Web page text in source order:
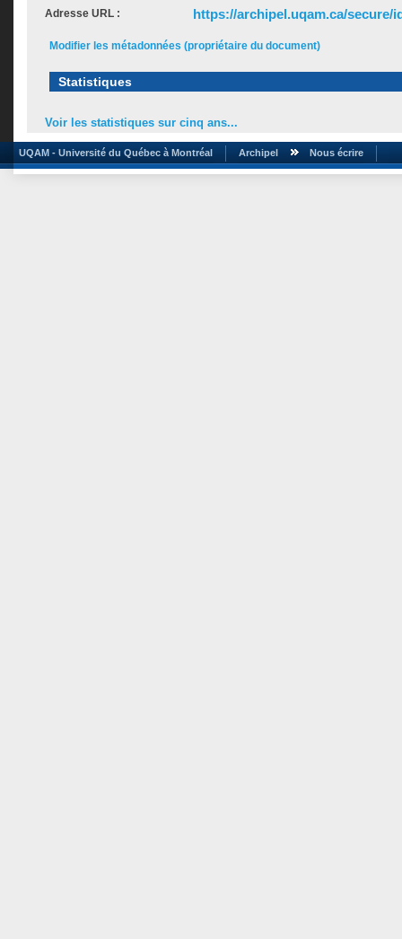
Adresse URL : https://archipel.uqam.ca/secure/
Modifier les métadonnées (propriétaire du document)
Statistiques
Voir les statistiques sur cinq ans...
UQAM - Université du Québec à Montréal Archipel Nous écrire